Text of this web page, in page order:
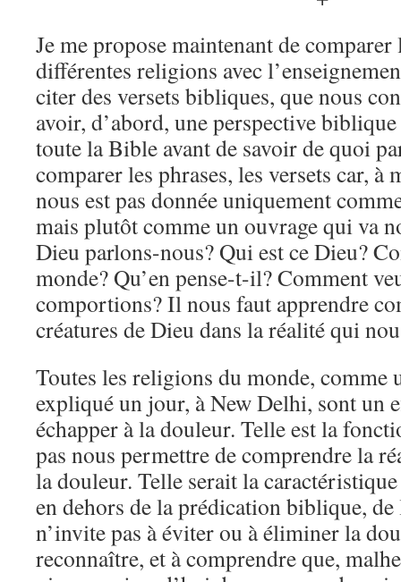
Je me propose maintenant de comparer
différentes religions avec
citer des versets bibliques, que nous
avoir, d’abord, une perspective
toute la Bible avant de savoir de quoi
comparer les phrases, les versets car, à
nous est pas donnée uniquement
mais plutôt comme un ouvrage qui va
Dieu parlons-nous? Qui est ce Dieu?
monde? Qu’en pense-t-il? Comment
comportions? Il nous faut apprendre
créatures de Dieu dans la réalité qui
Toutes les religions du monde, comme
expliqué un jour, à New Delhi, sont un
échapper à la douleur. Telle est la
pas nous permettre de comprendre la
la douleur. Telle serait la
en dehors de la prédication biblique,
n’invite pas à éviter ou à éliminer la
reconnaître, et à comprendre que,